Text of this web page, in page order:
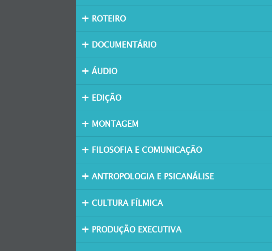
ROTEIRO
DOCUMENTÁRIO
ÁUDIO
EDIÇÃO
MONTAGEM
FILOSOFIA E COMUNICAÇÃO
ANTROPOLOGIA E PSICANÁLISE
CULTURA FÍLMICA
PRODUÇÃO EXECUTIVA